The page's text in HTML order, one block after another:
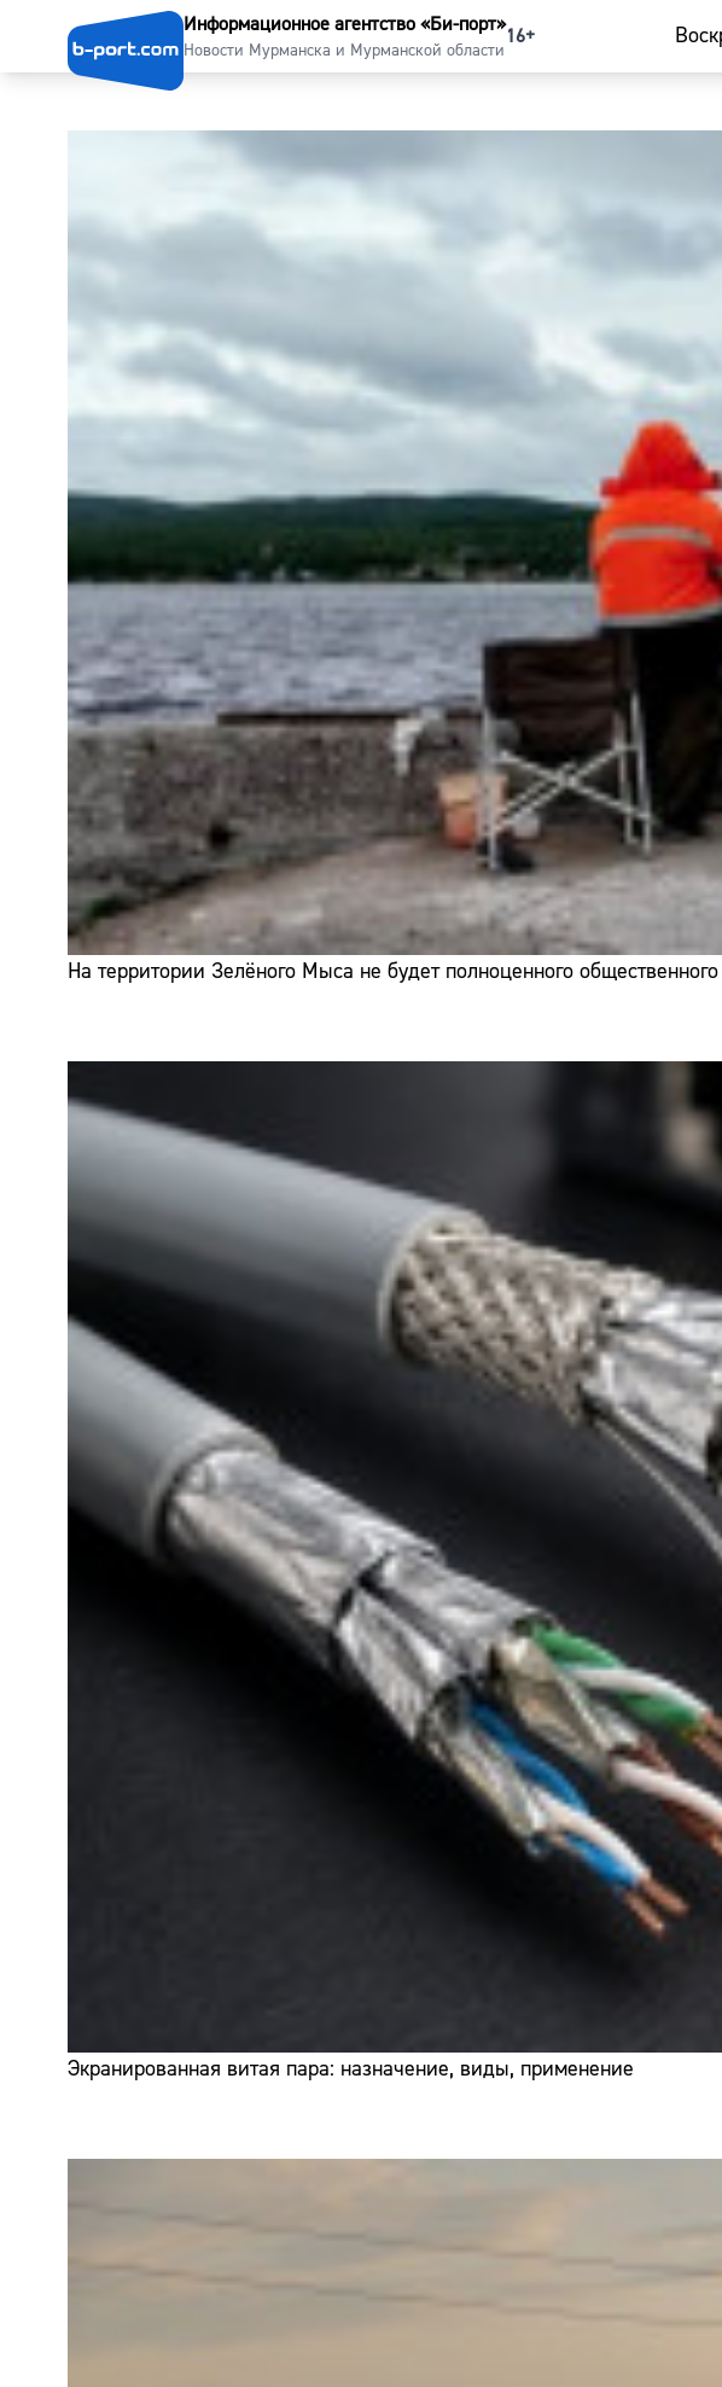
Информационное агентство «Би-порт»
Новости Мурманска и Мурманской области
16+
На территории Зелёного Мыса не будет полноценного общественного
Экранированная витая пара: назначение, виды, применение